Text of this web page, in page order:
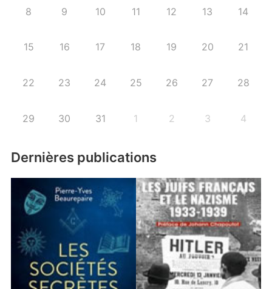
8 9 10 11 12 13 14
15 16 17 18 19 20 21
22 23 24 25 26 27 28
29 30 31 1 2 3 4
Dernières publications